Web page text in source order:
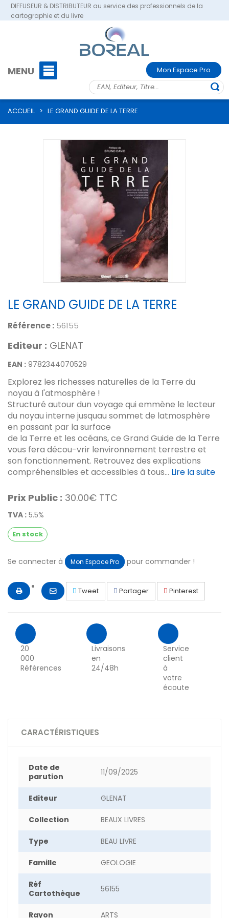
DIFFUSEUR & DISTRIBUTEUR au service des professionnels de la
cartographie et du livre
MENU Mon Espace Pro
ACCUEIL > LE GRAND GUIDE DE LA TERRE
LE GRAND GUIDE DE LA TERRE
Référence : 56155
Editeur : GLENAT
EAN : 9782344070529
Explorez les richesses naturelles de la Terre du
noyau à l'atmosphère !
Structuré autour dun voyage qui emmène le lecteur
du noyau interne jusquau sommet de latmosphère
en passant par la surface
de la Terre et les océans, ce Grand Guide de la Terre
vous fera décou-vrir lenvironnement terrestre et
son fonctionnement. Retrouvez des explications
compréhensibles et accessibles à tous... Lire la suite
Prix Public : 30.00€ TTC
TVA : 5.5%
En stock
Se connecter à Mon Espace Pro pour commander !
Tweet Partager Pinterest
20
000
Références
Livraisons
en
24/48h
Service
client
à
votre
écoute
CARACTÉRISTIQUES
Date de
parution
11/09/2025
Editeur GLENAT
Collection BEAUX LIVRES
Type BEAU LIVRE
Famille GEOLOGIE
Réf
Cartothèque
56155
Rayon ARTS